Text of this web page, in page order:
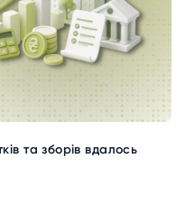
та зборів вдалось